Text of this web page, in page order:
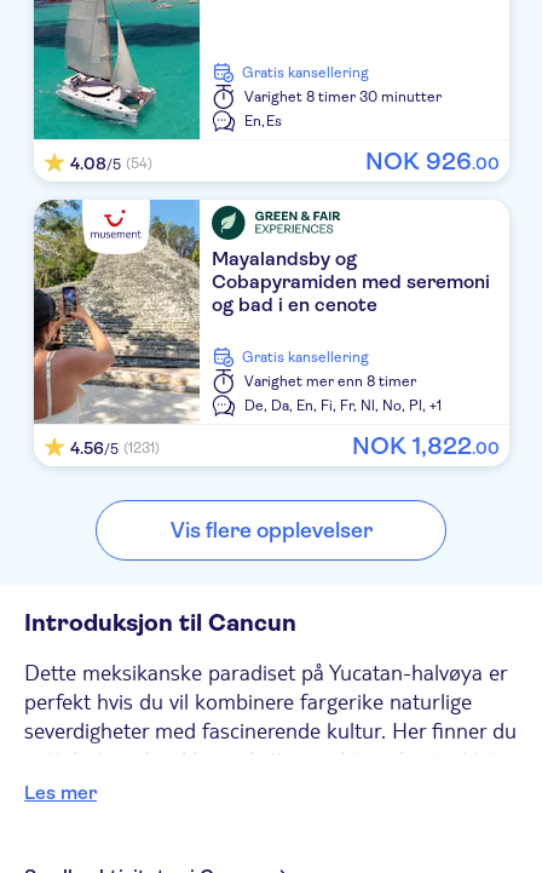
Sun Palace All Inclusive
Secrets Maroma Beach All Inclusive
Grand Palladium Kantenah Resort & Spa
The Reef Playacar All Inclusive
Majestic Elegance Costa Mujeres - All Inclusive
TRS Yucatan Hotel
Paradisus La Perla PDC
Cancun Bay Resort
Oasis Palm
Fiesta Americana Condesa Cancun All Inclusive
Golden Parnassus Resort & Spa All Inclusive
Platinum Yucatan Princess All Suites & Spa Resorts
Flamingo Cancun Resort
Grand Fiesta Americana Coral Beach Cancun Resort
Iberostar Paraiso Beach All Inclusive
Gratis kansellering
Varighet 8 timer 30 minutter
En,Es
4.08/5 (54) NOK 926.00
Mayalandsby og
Cobapyramiden med seremoni
og bad i en cenote
Gratis kansellering
Varighet mer enn 8 timer
De, Da, En, Fi, Fr, Nl, No, Pl,+1
4.56/5 (1231) NOK 1,822.00
Vis flere opplevelser
Introduksjon til Cancun
Dette meksikanske paradiset på Yucatan-halvøya er
perfekt hvis du vil kombinere fargerike naturlige
severdigheter med fascinerende kultur. Her finner du
natteliv i verdensklasse, hvite sandstrender, turkist
hav og kaleidoskopiske korallrev. I tillegg til kysten
Les mer